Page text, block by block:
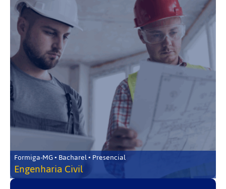
Formiga-MG • Bacharel • Presencial
Engenharia Civil